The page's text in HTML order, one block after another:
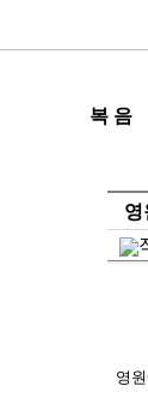
복 음
영
영